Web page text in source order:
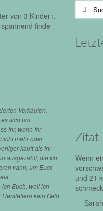
von 3 Kindern.
finde
Verkäufen.
sich um
Ihr, wenn Ihr
mehr oder
kauft als Ihr
ausgezahlt, die ich
kann, um Euch
Euch, weil ich
kein Geld
Suche
nach:
Zitat
Wenn
und 21
—